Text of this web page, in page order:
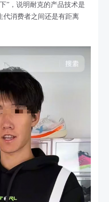
”，说明耐克的产品技术是
代消费者之间还是有距离